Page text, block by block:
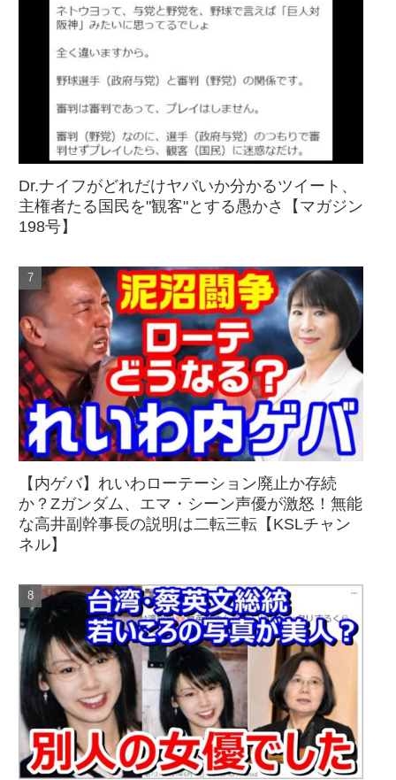
Dr.ナイフがどれだけヤバいか分かるツイート、
主権者たる国民を"観客"とする愚かさ【マガジン
198号】
【内ゲバ】れいわローテーション廃止か存続
か？Zガンダム、エマ・シーン声優が激怒！無能
な高井副幹事長の説明は二転三転【KSLチャン
ネル】